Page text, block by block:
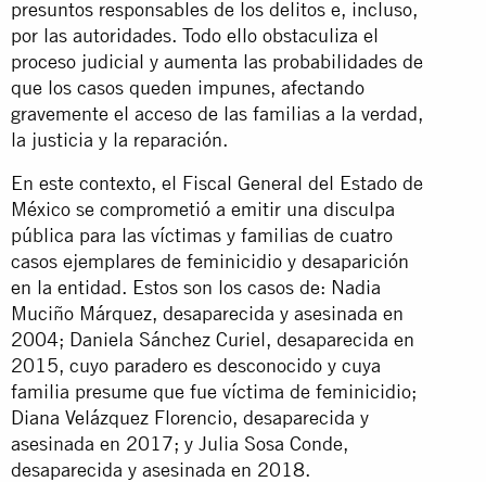
presuntos responsables de los delitos e, incluso,
por las autoridades. Todo ello obstaculiza el
proceso judicial y aumenta las probabilidades de
que los casos queden impunes, afectando
gravemente el acceso de las familias a la verdad,
la justicia y la reparación.
En este contexto, el Fiscal General del Estado de
México se comprometió a emitir una disculpa
pública para las víctimas y familias de cuatro
casos ejemplares de feminicidio y desaparición
en la entidad. Estos son los casos de: Nadia
Muciño Márquez, desaparecida y asesinada en
2004; Daniela Sánchez Curiel, desaparecida en
2015, cuyo paradero es desconocido y cuya
familia presume que fue víctima de feminicidio;
Diana Velázquez Florencio, desaparecida y
asesinada en 2017; y Julia Sosa Conde,
desaparecida y asesinada en 2018.